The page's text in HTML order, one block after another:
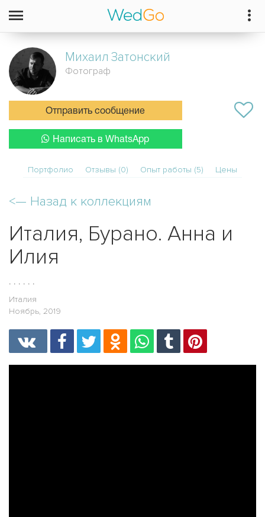
Михаил Затонский
Фотограф
Отправить сообщение
Написать в WhatsApp
Портфолио Отзывы (0) Опыт работы (5) Цены
<— Назад к коллекциям
Италия, Бурано. Анна и
Илия
. . . . . .
Италия
Ноябрь, 2019